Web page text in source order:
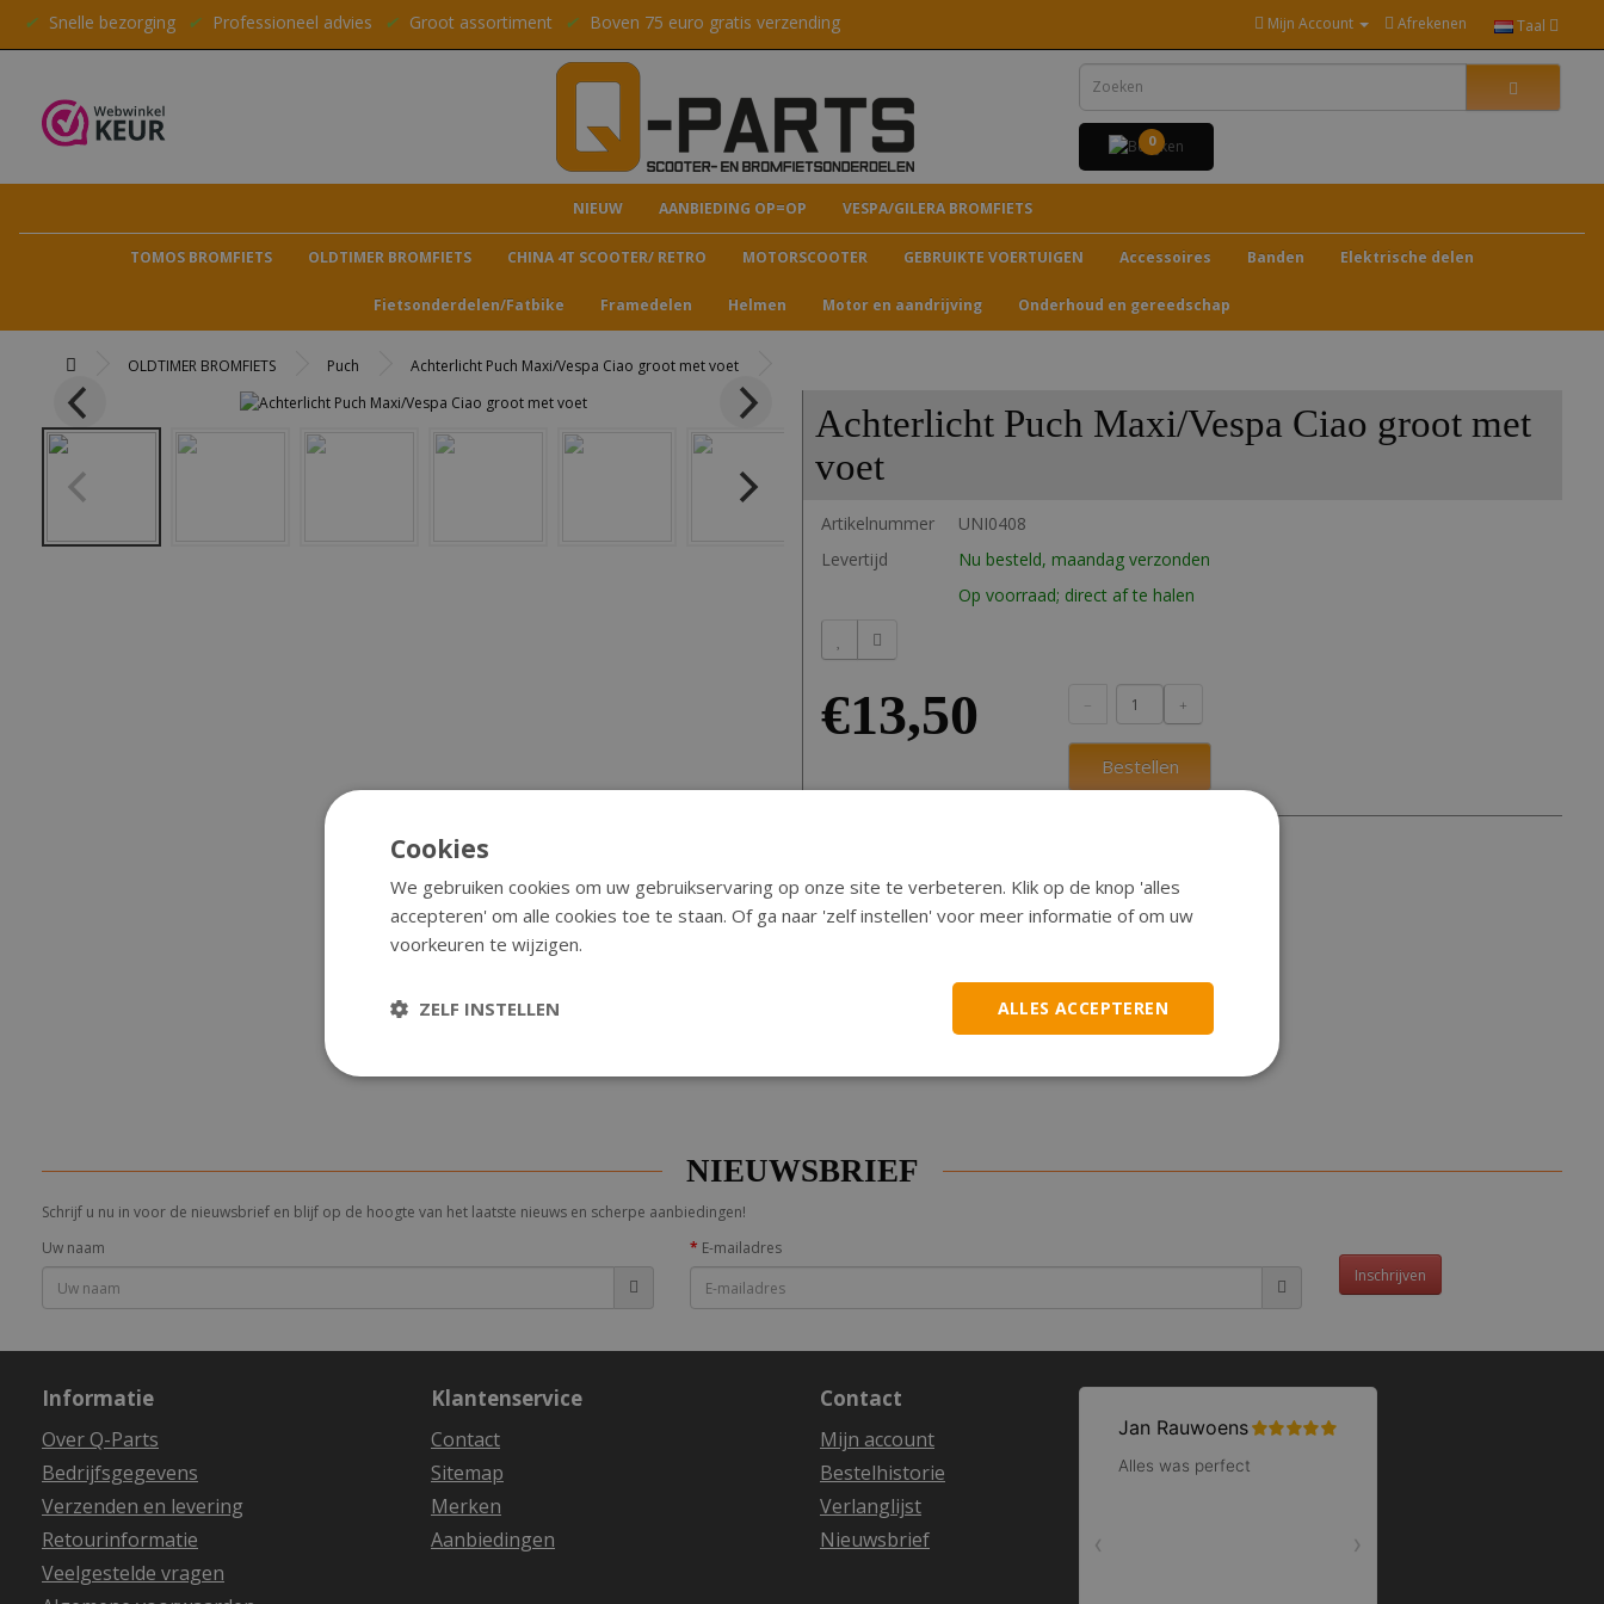
✔ Snelle bezorging ✔ Professioneel advies ✔ Groot assortiment ✔ Boven 75 euro gratis verzending Mijn Account Afrekenen Taal
0
NIEUW AANBIEDING OP=OP VESPA/GILERA BROMFIETS
TOMOS BROMFIETS OLDTIMER BROMFIETS CHINA 4T SCOOTER/ RETRO MOTORSCOOTER GEBRUIKTE VOERTUIGEN Accessoires Banden Elektrische delen
Fietsonderdelen/Fatbike Framedelen Helmen Motor en aandrijving Onderhoud en gereedschap
OLDTIMER BROMFIETS Puch Achterlicht Puch Maxi/Vespa Ciao groot met voet
Achterlicht Puch Maxi/Vespa Ciao groot met
voet
Artikelnummer
UNI0408
Levertijd
Nu besteld, maandag verzonden
Op voorraad; direct af te halen
€13,50
Bestellen
Puch Maxi Macho
NIEUWSBRIEF
Schrijf u nu in voor de nieuwsbrief en blijf op de hoogte van het laatste nieuws en scherpe aanbiedingen!
Uw naam
E-mailadres
Inschrijven
Informatie
Over Q-Parts
Bedrijfsgegevens
Verzenden en levering
Retourinformatie
Veelgestelde vragen
Klantenservice
Contact
Sitemap
Merken
Aanbiedingen
Contact
Mijn account
Bestelhistorie
Verlanglijst
Nieuwsbrief
Cookies
We gebruiken cookies om uw gebruikservaring op onze site te verbeteren. Klik op de knop 'alles
accepteren' om alle cookies toe te staan. Of ga naar 'zelf instellen' voor meer informatie of om uw
voorkeuren te wijzigen.
ALLES ACCEPTEREN
ZELF INSTELLEN